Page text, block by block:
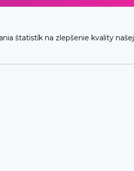
štatistík na zlepšenie kvality